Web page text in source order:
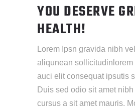
YOU DESERVE
HEALTH!
Lorem Ipsn gravida nibh
aliqunean
auci elit consequat ipsutis
Duis sed odio sit amet
cursus a sit amet mauris.